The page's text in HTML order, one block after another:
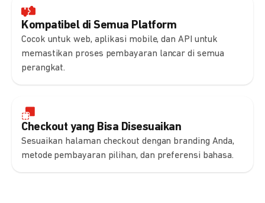
Kompatibel di Semua Platform
Cocok untuk web, aplikasi mobile, dan API untuk
memastikan proses pembayaran lancar di semua
perangkat.
Checkout yang Bisa Disesuaikan
Sesuaikan halaman checkout dengan branding Anda,
metode pembayaran pilihan, dan preferensi bahasa.